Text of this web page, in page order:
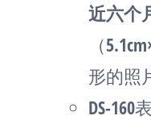
近六个
（
形的照
DS-160